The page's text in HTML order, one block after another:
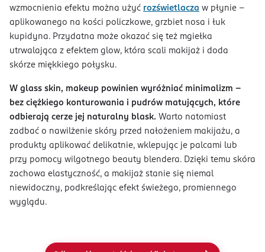
wzmocnienia efektu można użyć rozświetlacza w płynie –
aplikowanego na kości policzkowe, grzbiet nosa i łuk
kupidyna. Przydatna może okazać się też mgiełka
utrwalająca z efektem glow, która scali makijaż i doda
skórze miękkiego połysku.
W glass skin, makeup powinien wyróżniać minimalizm –
bez ciężkiego konturowania i pudrów matujących, które
odbierają cerze jej naturalny blask. Warto natomiast
zadbać o nawilżenie skóry przed nałożeniem makijażu, a
produkty aplikować delikatnie, wklepując je palcami lub
przy pomocy wilgotnego beauty blendera. Dzięki temu skóra
zachowa elastyczność, a makijaż stanie się niemal
niewidoczny, podkreślając efekt świeżego, promiennego
wyglądu.